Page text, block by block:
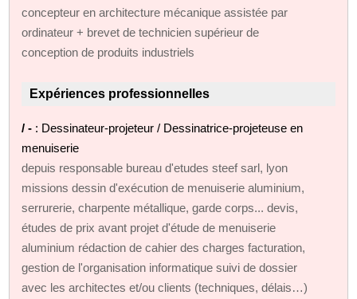
concepteur en architecture mécanique assistée par
ordinateur + brevet de technicien supérieur de
conception de produits industriels
Expériences professionnelles
/ - : Dessinateur-projeteur / Dessinatrice-projeteuse en
menuiserie
depuis responsable bureau d'etudes steef sarl, lyon
missions dessin d'exécution de menuiserie aluminium,
serrurerie, charpente métallique, garde corps... devis,
études de prix avant projet d'étude de menuiserie
aluminium rédaction de cahier des charges facturation,
gestion de l'organisation informatique suivi de dossier
avec les architectes et/ou clients (techniques, délais…)